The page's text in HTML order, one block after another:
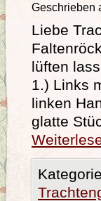
Geschrieben
Liebe
lüften
1.) Links
linken
glatte